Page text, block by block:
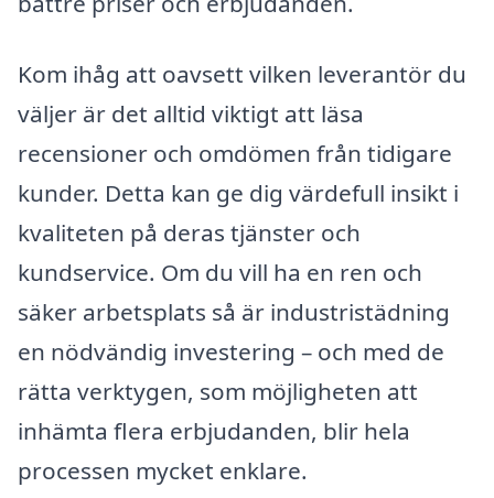
Kom ihåg att oavsett vilken leverantör du
väljer är det alltid viktigt att läsa
recensioner och omdömen från tidigare
kunder. Detta kan ge dig värdefull insikt i
kvaliteten på deras tjänster och
kundservice. Om du vill ha en ren och
säker arbetsplats så är industristädning
en nödvändig investering – och med de
rätta verktygen, som möjligheten att
inhämta flera erbjudanden, blir hela
processen mycket enklare.